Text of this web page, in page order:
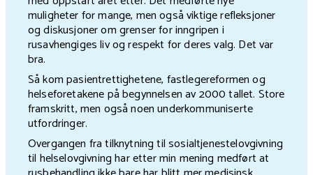
muligheter for mange, men også viktige refleksjoner
og diskusjoner om grenser for inngripen i
rusavhengiges liv og respekt for deres valg. Det var
bra.
Så kom pasientrettighetene, fastlegereformen og
helseforetakene på begynnelsen av 2000 tallet. Store
framskritt, men også noen underkommuniserte
utfordringer.
Overgangen fra tilknytning til sosialtjenestelovgivning
til helselovgivning har etter min mening medført at